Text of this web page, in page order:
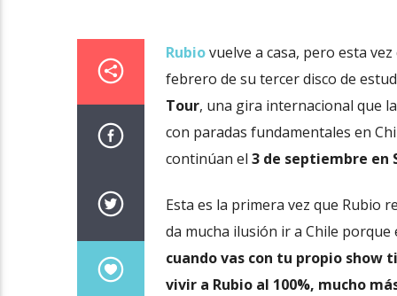
Rubiovuelve a casa, pero esta
febrero de su tercer disco de
Tour, una gira internacional que
con paradas fundamentales en
continúan el 3 de septiembre en
Esta es la primera vez que Rubio
da mucha ilusión ir a Chile porque
cuando vas con tu propio show
vivir a Rubio al 100%, mucho